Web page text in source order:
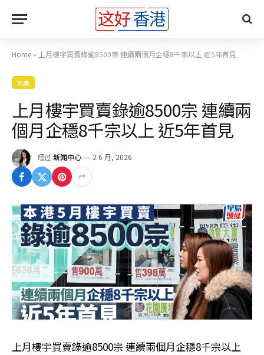
Home » 上月樓宇買賣錄逾8500宗 連續兩個月企穩8千宗以上 近5年首見
地產
上月樓宇買賣錄逾8500宗 連續兩
個月企穩8千宗以上 近5年首見
经过 新闻中心 2 6 月, 2026
上月樓宇買賣錄逾8500宗 連續兩個月企穩8千宗以上